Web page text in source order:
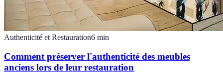
Authenticité et Restauration6 min
Comment préserver l'authenticité des meubles
anciens lors de leur restauration